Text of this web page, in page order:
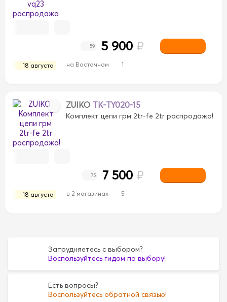
18 августа на Восточном 1
59 5 900 ₽
ZUIKO TK-TY020-15
Комплект цепи грм 2tr-fe 2tr распродажа!
18 августа в 2 магазинах 5
75 7 500 ₽
Затрудняетесь с выбором?
Воспользуйтесь гидом по выбору!
Есть вопросы?
Воспользуйтесь обратной связью!